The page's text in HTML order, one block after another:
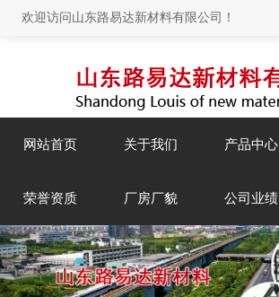
欢迎访问山东路易达新材料有限公司！
网站首页 关于我们 产品中心
荣誉资质 厂房厂貌 公司业绩